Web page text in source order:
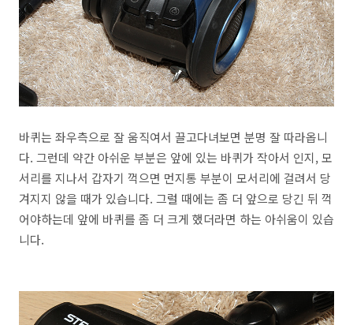
바퀴는 좌우측으로 잘 움직여서 끌고다녀보면 분명 잘 따라옵니
다. 그런데 약간 아쉬운 부분은 앞에 있는 바퀴가 작아서 인지, 모
서리를 지나서 갑자기 꺽으면 먼지통 부분이 모서리에 걸려서 당
겨지지 않을 때가 있습니다. 그럴 때에는 좀 더 앞으로 당긴 뒤 꺽
어야하는데 앞에 바퀴를 좀 더 크게 했더라면 하는 아쉬움이 있습
니다.